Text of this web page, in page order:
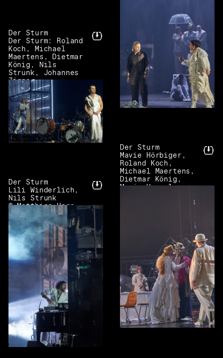
Der Sturm
Der Sturm: Roland
Koch, Michael
Maertens, Dietmar
König, Nils
Strunk, Johannes
Zirner
© Matthias Horn
Der Sturm
Mavie Hörbiger,
Roland Koch,
Michael Maertens,
Dietmar König,
Maria Happel
Der Sturm
Lili Winderlich,
Nils Strunk
© Matthias Horn